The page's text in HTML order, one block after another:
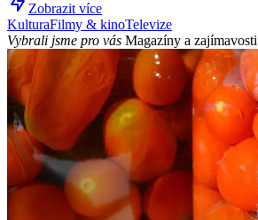
Zobrazit více
KulturaFilmy & kinoTelevize
Vybrali jsme pro vás Magazíny a zajímavosti